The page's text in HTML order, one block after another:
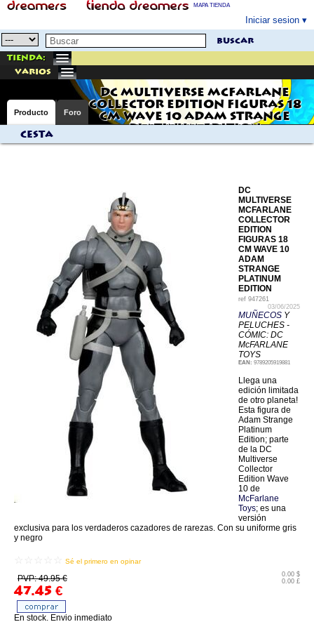
MAPA TIENDA
Iniciar sesion
buscar
Tienda:
varios
DC MULTIVERSE MCFARLANE
COLLECTOR EDITION FIGURAS 18
CM WAVE 10 ADAM STRANGE
PLATINUM EDITION
Producto Foro
Cesta
DC
MULTIVERSE
MCFARLANE
COLLECTOR
EDITION
FIGURAS 18
CM WAVE 10
ADAM
STRANGE
PLATINUM
EDITION
ref 947261
03/06/2025
MUÑECOS Y
PELUCHES -
CÓMIC: DC
McFARLANE
TOYS
EAN: 9789205919881
Llega una
edición limitada
de otro planeta!
Esta figura de
Adam Strange
Platinum
Edition; parte
de la DC
Multiverse
Collector
Edition Wave
10 de
McFarlane
Toys; es una
versión
exclusiva para los verdaderos cazadores de rarezas. Con su uniforme gris
y negro
Sé el primero en opinar
PVP: 49.95 €
47.45 €
0.00 $
0.00 £
En stock. Envio inmediato